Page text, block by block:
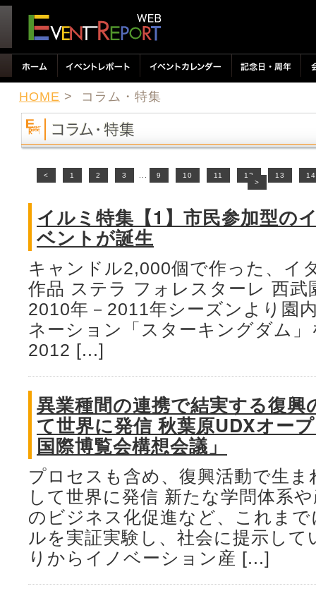
HOME > コラム・特集
< 1 2 3 9 10 11 12 13
14
>
イルミ特集【1】市民参加型の
ベントが誕生
キャンドル2,000個で作った、イ
作品 ステラ フォレスターレ 西武
2010年－2011年シーズンより園
ネーション「スターキングダム
2012 [...]
異業種間の連携で結実する復
て世界に発信 秋葉原UDXオー
国際博覧会構想会議」
プロセスも含め、復興活動で生
して世界に発信 新たな学問体系
のビジネス化促進など、これま
ルを実証実験し、社会に提示し
りからイノベーション産 [...]